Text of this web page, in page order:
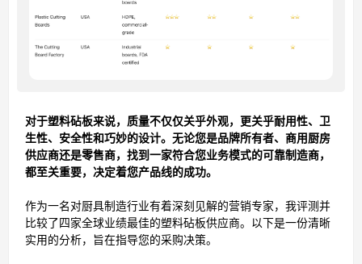
对于塑料砧板来说，质量不仅仅关乎外观，更关乎耐用性、卫
生性、安全性和巧妙的设计。无论您是品牌所有者、商用厨房
供应商还是零售商，找到一家符合您业务模式的可靠制造商，
都至关重要，决定着您产品线的成功。
作为一名对厨具制造行业有着深刻见解的营销专家，我评测并
比较了四家全球业绩最佳的塑料砧板供应商。以下是一份清晰
实用的分析，旨在指导您的采购决策。